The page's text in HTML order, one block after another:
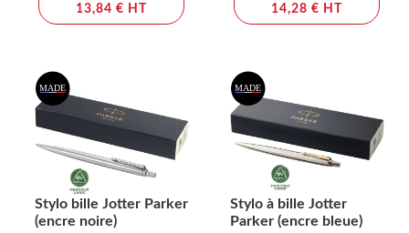
13,84 € HT 14,28 € HT
Stylo bille Jotter Parker
(encre noire)
Stylo à bille Jotter
Parker (encre bleue)